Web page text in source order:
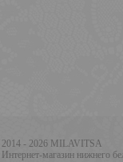
2014 - 2026 MILAVITSA
Интернет-магазин нижнего